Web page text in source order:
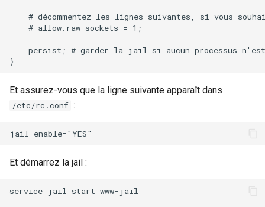
# décommentez les lignes suivantes, si vous
    # allow.raw_sockets = 1;
persist; # garder la jail si aucun processus
Et assurez-vous que la ligne suivante apparaît dans
/etc/rc.conf :
Et démarrez la jail :
service jail start www-jail